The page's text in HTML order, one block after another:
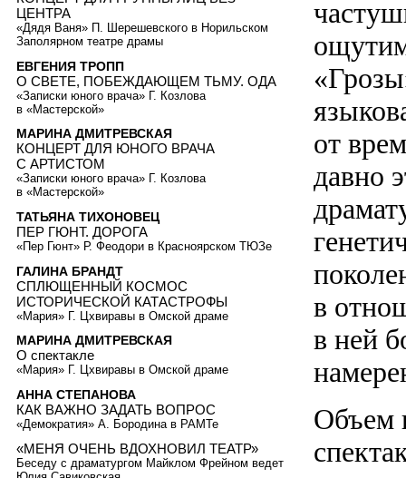
от
давно
в
в ней
Объем
ЦЕНТРА
«Дядя Ваня» П. Шерешевского в Норильском
Заполярном театре драмы
ЕВГЕНИЯ ТРОПП
О СВЕТЕ, ПОБЕЖДАЮЩЕМ ТЬМУ. ОДА
«Записки юного врача» Г. Козлова
в «Мастерской»
МАРИНА ДМИТРЕВСКАЯ
КОНЦЕРТ ДЛЯ ЮНОГО ВРАЧА
С АРТИСТОМ
«Записки юного врача» Г. Козлова
в «Мастерской»
ТАТЬЯНА ТИХОНОВЕЦ
ПЕР ГЮНТ. ДОРОГА
«Пер Гюнт» Р. Феодори в Красноярском ТЮЗе
ГАЛИНА БРАНДТ
СПЛЮЩЕННЫЙ КОСМОС
ИСТОРИЧЕСКОЙ КАТАСТРОФЫ
«Мария» Г. Цхвиравы в Омской драме
МАРИНА ДМИТРЕВСКАЯ
О спектакле
«Мария» Г. Цхвиравы в Омской драме
АННА СТЕПАНОВА
КАК ВАЖНО ЗАДАТЬ ВОПРОС
«Демократия» А. Бородина в РАМТе
«МЕНЯ ОЧЕНЬ ВДОХНОВИЛ ТЕАТР»
Беседу с драматургом Майклом Фрейном ведет